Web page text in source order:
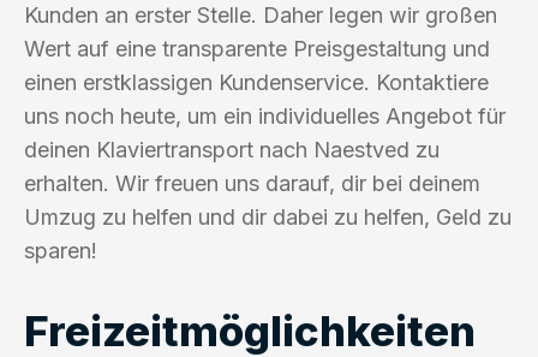
Kunden an erster Stelle. Daher legen wir großen
Wert auf eine transparente Preisgestaltung und
einen erstklassigen Kundenservice. Kontaktiere
uns noch heute, um ein individuelles Angebot für
deinen Klaviertransport nach Naestved zu
erhalten. Wir freuen uns darauf, dir bei deinem
Umzug zu helfen und dir dabei zu helfen, Geld zu
sparen!
Freizeitmöglichkeiten